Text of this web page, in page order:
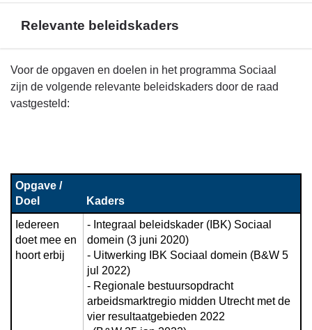
Relevante beleidskaders
Terug
naar
navigatie
Relevante
beleidskaders
Voor de opgaven en doelen in het programma Sociaal
zijn de volgende relevante beleidskaders door de raad
vastgesteld:
Opgave /
Doel
Kaders
Iedereen
doet mee en
hoort erbij
- Integraal beleidskader (IBK) Sociaal
domein (3 juni 2020)
- Uitwerking IBK Sociaal domein (B&W 5
jul 2022)
- Regionale bestuursopdracht
arbeidsmarktregio midden Utrecht met de
vier resultaatgebieden 2022